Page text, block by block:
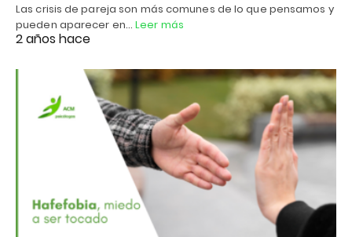
Las crisis de pareja son más comunes de lo que pensamos y
pueden aparecer en… Leer más
2 años hace